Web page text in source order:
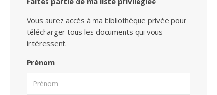
Vous aurez accès à ma bibliothèque privée pour
télécharger tous les documents qui vous
intéressent.
Prénom